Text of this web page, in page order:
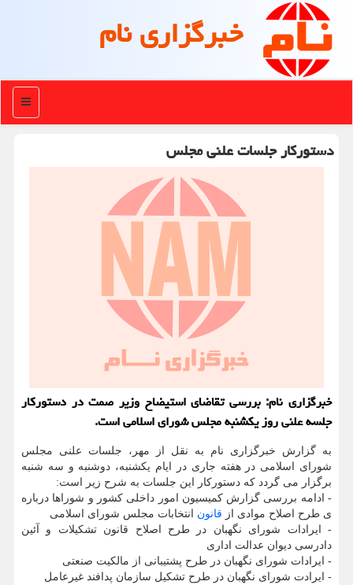
خبرگزاری نام
منو
دستورکار جلسات علنی مجلس
خبرگزاری نام: بررسی تقاضای استیضاح وزیر صمت در دستورکار
جلسه علنی روز یکشنبه مجلس شورای اسلامی است.
به گزارش خبرگزاری نام به نقل از مهر، جلسات علنی مجلس
شورای اسلامی در هفته جاری در ایام یکشنبه، دوشنبه و سه شنبه
برگزار می گردد که دستورکار این جلسات به شرح زیر است:
- ادامه بررسی گزارش کمیسیون امور داخلی کشور و شوراها درباره
ی طرح اصلاح موادی از قانون انتخابات مجلس شورای اسلامی
- ایرادات شورای نگهبان در طرح اصلاح قانون تشکیلات و آئین
دادرسی دیوان عدالت اداری
- ایرادات شورای نگهبان در طرح پشتیبانی از مالکیت صنعتی
- ایرادت شورای نگهبان در طرح تشکیل سازمان پدافند غیرعامل